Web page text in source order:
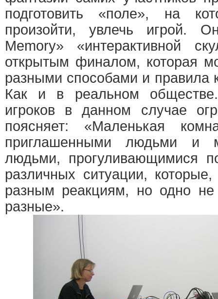
подготовить «поле», на
произойти, увлечь игрой.
Memory» «интерактивной
открытым финалом, которая
разными способами и правила
Как и в реальном обществе.
игроков в данном случае
поясняет: «Маленькая
приглашенными людьми и
людьми, прогуливающимися
различных ситуации,
разным реакциям, но одно
разные».